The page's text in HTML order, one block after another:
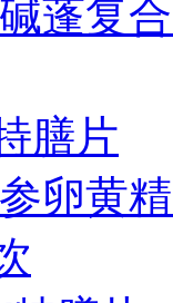
蓬复
膳片
卵黄